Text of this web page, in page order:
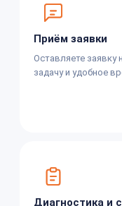
Приём заявки
Оставляете заявку
задачу и удобное
Диагностика и